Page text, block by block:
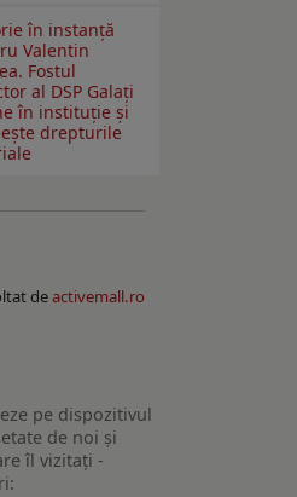
în instanță
Valentin
Fostul
al DSP Galați
în instituție și
drepturile
deactivemall.ro
pe dispozitivul
de noi și
îl vizitați -